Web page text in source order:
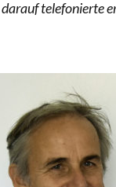
telefonierte